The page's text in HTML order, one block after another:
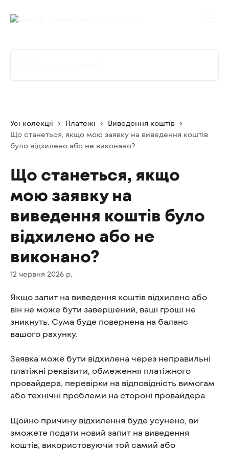
Усі колекції Платежі
Виведення коштів
Що станеться, якщо мою заявку на виведення коштів
було відхилено або не виконано?
Що станеться, якщо
мою заявку на
виведення коштів було
відхилено або не
виконано?
12 червня 2026 р.
Якщо запит на виведення коштів відхилено або
він не може бути завершений, ваші гроші не
зникнуть. Сума буде повернена на баланс
вашого рахунку.
Заявка може бути відхилена через неправильні
платіжні реквізити, обмеження платіжного
провайдера, перевірки на відповідність вимогам
або технічні проблеми на стороні провайдера.
Щойно причину відхилення буде усунено, ви
зможете подати новий запит на виведення
коштів, використовуючи той самий або